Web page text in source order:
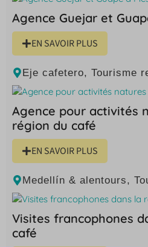
Agence Guejar et
EN SAVOIR PLUS
Eje cafetero, Tourisme
Agence pour activités
région du café
EN SAVOIR PLUS
Medellín & alentours,
Visites francophones
café